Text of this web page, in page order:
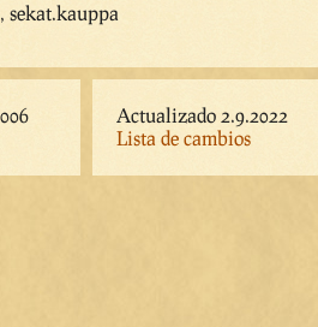
sekat.kauppa
Actualizado 2.9.2022
Lista de cambios